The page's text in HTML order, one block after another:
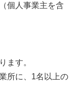
個人事業主を含
す。
所に、1名以上の